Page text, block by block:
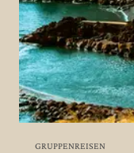
GRUPPENREISEN